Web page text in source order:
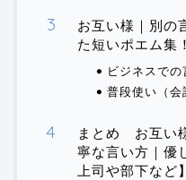
お互い様｜別の
た短いポエム集
ビジネスでの
普段使い（会
まとめ お互い
寧な言い方｜優
上司や部下など】